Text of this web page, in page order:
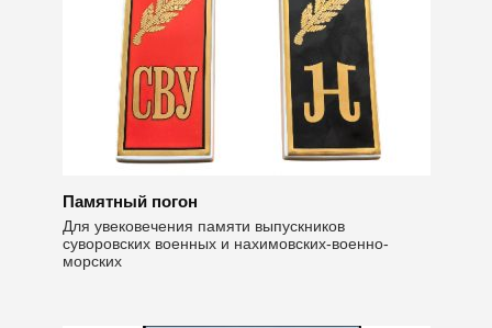
Памятный погон
Для увековечения памяти выпускников
суворовских военных и нахимовских-военно-
морских